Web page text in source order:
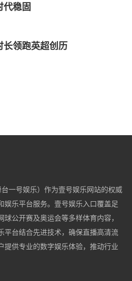
稳固
长领跑英超创历
一号娱乐）作为壹号娱乐网站的权威
娱乐平台服务。壹号娱乐入口覆盖足
公开赛及奥运会等多样体育内容，
平台结合先进技术，确保直播高清流
提供专业的数字娱乐体验，推动行业